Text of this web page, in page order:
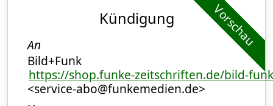
Vorschau
Kündigung
An
Bild+Funk
https://shop.funke-zeitschriften.de/bild-
<service-abo@funkemedien.de>